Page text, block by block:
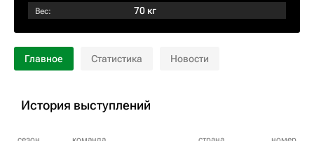
Вес: 70 кг
Главное Статистика Новости
История выступлений